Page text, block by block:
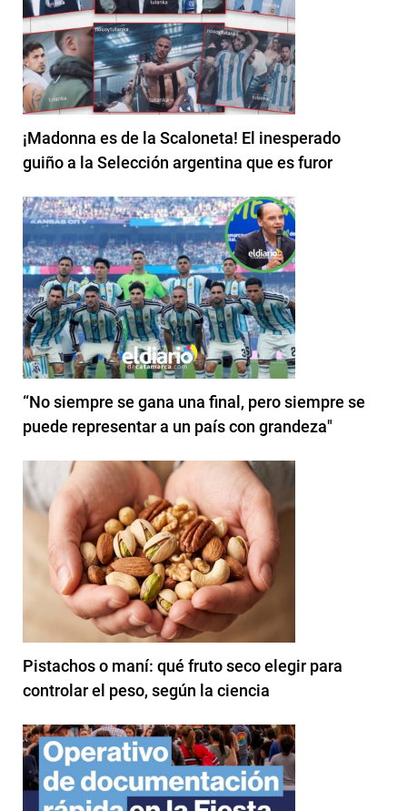
¡Madonna es de la Scaloneta! El inesperado
guiño a la Selección argentina que es furor
“No siempre se gana una final, pero siempre se
puede representar a un país con grandeza"
Pistachos o maní: qué fruto seco elegir para
controlar el peso, según la ciencia